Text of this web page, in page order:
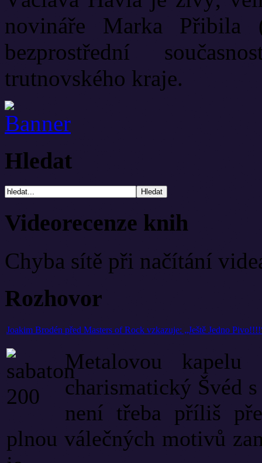
novináře Marka Přibila
bezprostřední
trutnovského kraje.
Hledat
Videorecenze knih
Chyba sítě při načítání
Rozhovor
Joakim Brodén před Masters of Rock vzkazuje: „Ještě Jedno
Metalovou kapelu
charismatický Švéd
není třeba příliš
plnou válečných motivů